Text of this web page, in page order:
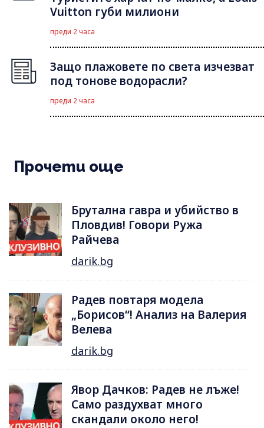
Vuitton губи милиони
преди 2 часа
Защо плажовете по света изчезват
под тонове водорасли?
преди 2 часа
Прочети още
Брутална гавра и убийство в
Пловдив! Говори Ружа
Райчева
darik.bg
Радев повтаря модела
„Борисов“! Анализ на Валерия
Велева
darik.bg
Явор Дачков: Радев не лъже!
Само раздухват много
скандали около него!